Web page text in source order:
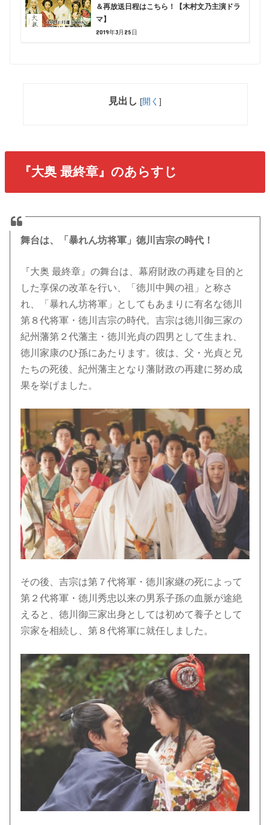
＆再放送日程はこちら！【木村文乃主演ドラ
マ】
2019年3月25日
見出し [開く ]
『大奥 最終章』のあらすじ
舞台は、「暴れん坊将軍」徳川吉宗の時代！
『大奥 最終章』の舞台は、幕府財政の再建を目的と
した享保の改革を行い、「徳川中興の祖」と称さ
れ、「暴れん坊将軍」としてもあまりに有名な徳川
第８代将軍・徳川吉宗の時代。吉宗は徳川御三家の
紀州藩第２代藩主・徳川光貞の四男として生まれ、
徳川家康のひ孫にあたります。彼は、父・光貞と兄
たちの死後、紀州藩主となり藩財政の再建に努め成
果を挙げました。
その後、吉宗は第７代将軍・徳川家継の死によって
第２代将軍・徳川秀忠以来の男系子孫の血脈が途絶
えると、徳川御三家出身としては初めて養子として
宗家を相続し、第８代将軍に就任しました。